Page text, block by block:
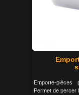
Emporte-
Permet de percer